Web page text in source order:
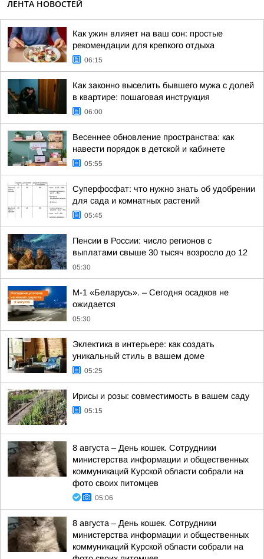
ЛЕНТА НОВОСТЕЙ
Как ужин влияет на ваш сон: простые
рекомендации для крепкого отдыха
06:15
Как законно выселить бывшего мужа с долей
в квартире: пошаговая инструкция
06:00
Весеннее обновление пространства: как
навести порядок в детской и кабинете
05:55
Суперфосфат: что нужно знать об удобрении
для сада и комнатных растений
05:45
Пенсии в России: число регионов с
выплатами свыше 30 тысяч возросло до 12
05:30
М-1 «Беларусь». – Сегодня осадков не
ожидается
05:30
Эклектика в интерьере: как создать
уникальный стиль в вашем доме
05:25
Ирисы и розы: совместимость в вашем саду
05:15
8 августа – День кошек. Сотрудники
министерства информации и общественных
коммуникаций Курской области собрали на
фото своих питомцев
05:06
8 августа – День кошек. Сотрудники
министерства информации и общественных
коммуникаций Курской области собрали на